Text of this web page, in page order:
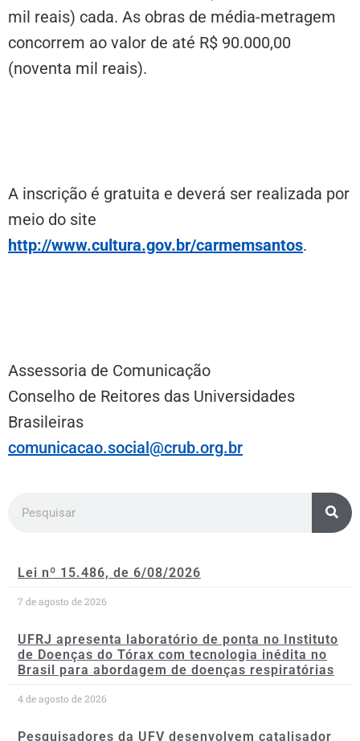
mil reais) cada. As obras de média-metragem
concorrem ao valor de até R$ 90.000,00
(noventa mil reais).
A inscrição é gratuita e deverá ser realizada por
meio do site
http://www.cultura.gov.br/carmemsantos.
Assessoria de Comunicação
Conselho de Reitores das Universidades
Brasileiras
comunicacao.social@crub.org.br
Lei nº 15.486, de 6/08/2026
7 de agosto de 2026
UFRJ apresenta laboratório de ponta no Instituto
de Doenças do Tórax com tecnologia inédita no
Brasil para abordagem de doenças respiratórias
4 de agosto de 2026
Pesquisadores da UFV desenvolvem catalisador